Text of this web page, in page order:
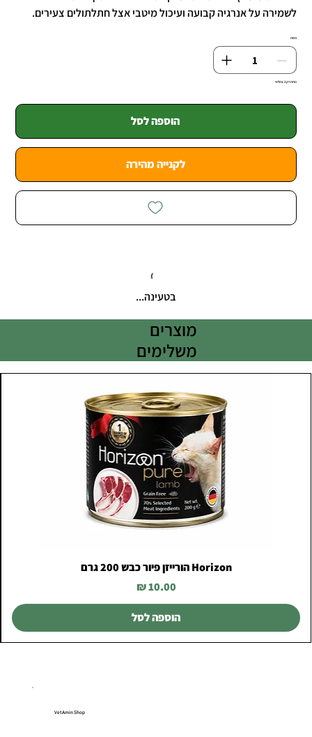
לשמירה על אנרגיה קבועה ועיכול מיטבי אצל חתלתולים צעירים.
כמות
נותרו רק 2 במלאי
הוספה לסל
לקנייה מהירה
בטעינה...
מוצרים
משלימים
Horizon הורייזן פיור כבש 200 גרם
מחיר
הוספה לסל
VetAmin Shop